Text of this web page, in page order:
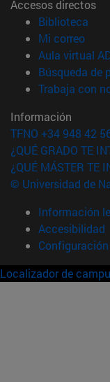
Accesos directos
Biblioteca
Mi correo
Aula virtual
Búsqueda de
Trabaja con
Información
TFNO +34 948 42
¿QUÉ GRADO TE
¿QUÉ MÁSTER TE
© Universidad de
Información
Accesibilidad
Localizador de